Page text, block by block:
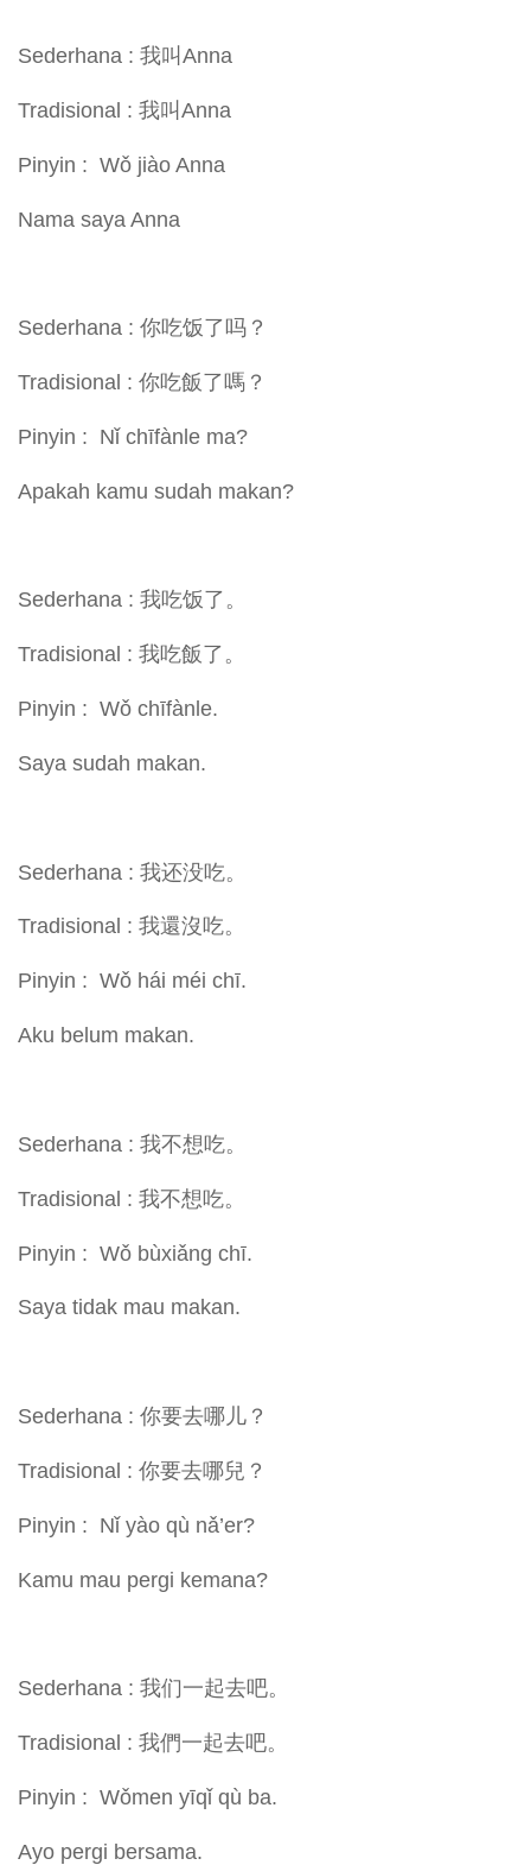
Sederhana : 我叫Anna
Tradisional : 我叫Anna
Pinyin : Wǒ jiào Anna
Nama saya Anna
Sederhana : 你吃饭了吗？
Tradisional : 你吃飯了嗎？
Pinyin : Nǐ chīfànle ma?
Apakah kamu sudah makan?
Sederhana : 我吃饭了。
Tradisional : 我吃飯了。
Pinyin : Wǒ chīfànle.
Saya sudah makan.
Sederhana : 我还没吃。
Tradisional : 我還沒吃。
Pinyin : Wǒ hái méi chī.
Aku belum makan.
Sederhana : 我不想吃。
Tradisional : 我不想吃。
Pinyin : Wǒ bùxiǎng chī.
Saya tidak mau makan.
Sederhana : 你要去哪儿？
Tradisional : 你要去哪兒？
Pinyin : Nǐ yào qù nǎ’er?
Kamu mau pergi kemana?
Sederhana : 我们一起去吧。
Tradisional : 我們一起去吧。
Pinyin : Wǒmen yīqǐ qù ba.
Ayo pergi bersama.